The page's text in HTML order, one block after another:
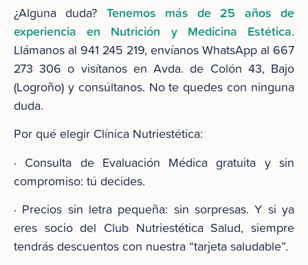
¿Alguna duda? Tenemos más de 25 años de
experiencia en Nutrición y Medicina Estética.
Llámanos al 941 245 219, envíanos WhatsApp al 667
273 306 o visítanos en Avda. de Colón 43, Bajo
(Logroño) y consúltanos. No te quedes con ninguna
duda.
Por qué elegir Clínica Nutriestética:
· Consulta de Evaluación Médica gratuita y sin
compromiso: tú decides.
· Precios sin letra pequeña: sin sorpresas. Y si ya
eres socio del Club Nutriestética Salud, siempre
tendrás descuentos con nuestra “tarjeta saludable”.